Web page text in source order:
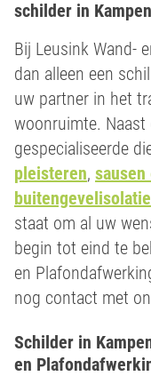
schilder in Kampen
Bij Leusink Wand-
dan alleen een
uw partner in het
woonruimte.
gespecialiseerde
pleisteren, sausen
buitengevelisolatie
staat om al uw
begin tot eind te
en
nog contact met
Schilder in
en